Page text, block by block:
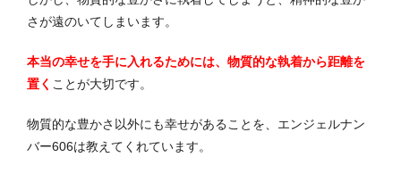
さが遠のいてしまいます。
本当の幸せを手に入れるためには、物質的な執着から距離を
置く ことが大切です。
物質的な豊かさ以外にも幸せがあることを、エンジェルナン
バー606は教えてくれています。